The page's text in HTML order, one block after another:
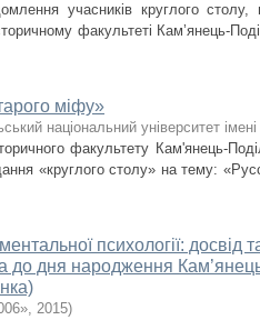
учасників круглого
факультеті Кам’янець-
міфу»
національний університет
факультету Кам'янець-
«круглого столу» на тему:
психології: досвід
дня народження
, 2015)